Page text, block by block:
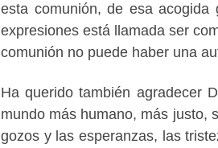
esta comunión, de esa
expresiones está llamada ser
comunión no puede haber una
Ha querido también agradecer
mundo más humano, más justo,
gozos y las esperanzas, las